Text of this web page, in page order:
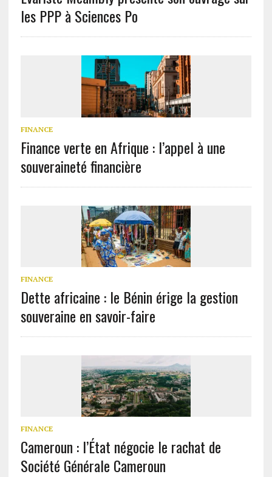
les PPP à Sciences Po
FINANCE
Finance verte en Afrique : l’appel à une
souveraineté financière
FINANCE
Dette africaine : le Bénin érige la gestion
souveraine en savoir-faire
FINANCE
Cameroun : l’État négocie le rachat de
Société Générale Cameroun